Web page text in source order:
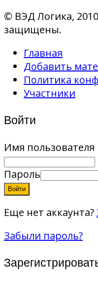
© ВЭД Логика,
защищены.
Главная
Добавить
Политика
Участники
Войти
Имя пользователя
Пароль
Войти
Еще нет аккаунта?
Забыли пароль?